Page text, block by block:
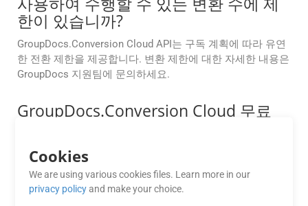
한이 있습니까?
GroupDocs.Conversion Cloud API는 구독 계획에 따라 유연
한 전환 제한을 제공합니다. 변환 제한에 대한 자세한 내용은
GroupDocs 지원팀에 문의하세요.
GroupDocs.Conversion Cloud 무료
있습니까?
GroupDocs.Conversion Cloud 무료 앱은 유료 구독 플랜에
비해 변환 수, 파일 크기 또는 출력 형식에 제한이 있을 수 있
습니다.
Cookies
We are using various cookies files. Learn more in our
privacy policyand make your choice.